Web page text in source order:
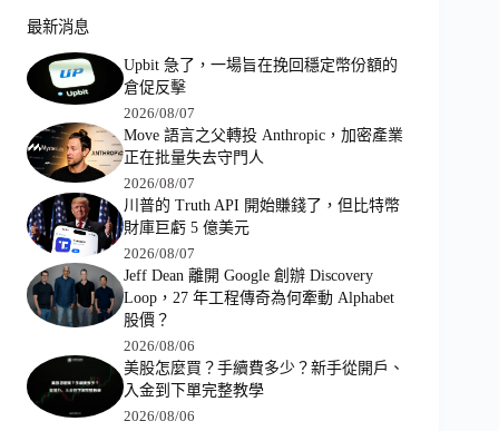
最新消息
Upbit 急了，一場旨在挽回穩定幣份額的
倉促反擊
2026/08/07
Move 語言之父轉投 Anthropic，加密產業
正在批量失去守門人
2026/08/07
川普的 Truth API 開始賺錢了，但比特幣
財庫巨虧 5 億美元
2026/08/07
Jeff Dean 離開 Google 創辦 Discovery
Loop，27 年工程傳奇為何牽動 Alphabet
股價？
2026/08/06
美股怎麼買？手續費多少？新手從開戶、
入金到下單完整教學
2026/08/06